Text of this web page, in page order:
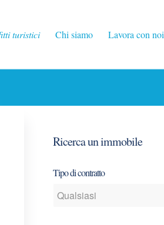
turistici Chi siamo Lavora con noi
Ricerca un immobile
Tipo di contratto